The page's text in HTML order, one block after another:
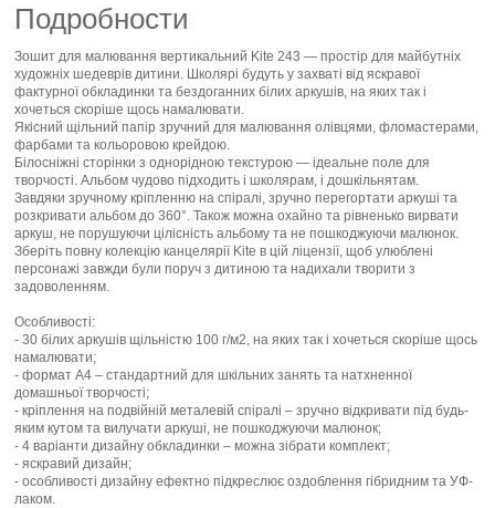
Подробности
Зошит для малювання вертикальний Kite 243 — простір для майбутніх
художніх шедеврів дитини. Школярі будуть у захваті від яскравої
фактурної обкладинки та бездоганних білих аркушів, на яких так і
хочеться скоріше щось намалювати.
Якісний щільний папір зручний для малювання олівцями, фломастерами,
фарбами та кольоровою крейдою.
Білосніжні сторінки з однорідною текстурою — ідеальне поле для
творчості. Альбом чудово підходить і школярам, і дошкільнятам.
Завдяки зручному кріпленню на спіралі, зручно перегортати аркуші та
розкривати альбом до 360°. Також можна охайно та рівненько вирвати
аркуш, не порушуючи цілісність альбому та не пошкоджуючи малюнок.
Зберіть повну колекцію канцелярії Kite в цій ліцензії, щоб улюблені
персонажі завжди були поруч з дитиною та надихали творити з
задоволенням.
Особливості:
- 30 білих аркушів щільністю 100 г/м2, на яких так і хочеться скоріше щось
намалювати;
- формат А4 – стандартний для шкільних занять та натхненної
домашньої творчості;
- кріплення на подвійній металевій спіралі – зручно відкривати під будь-
яким кутом та вилучати аркуші, не пошкоджуючи малюнок;
- 4 варіанти дизайну обкладинки – можна зібрати комплект;
- яскравий дизайн;
- особливості дизайну ефектно підкреслює оздоблення гібридним та УФ-
лаком.